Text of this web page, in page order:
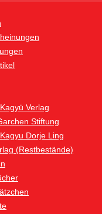
Verlag
Stiftung
Dorje Ling
(Restbestände)